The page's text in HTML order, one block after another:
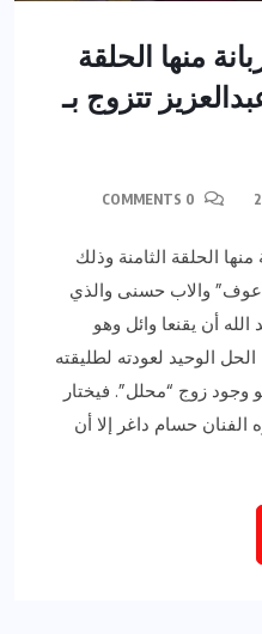
منها الحلقة
تتزوج بـ
الحلقة الثامنة وذلك
عوف” والاب حسنى والذي
أن يقنعا وائل وهو
الوحيد لعودته لطليقته
وجود زوج “محلل”. فيختار
الفنان حسام داغر إلا أن